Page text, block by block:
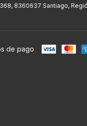
8360637 Santiago,
de pago